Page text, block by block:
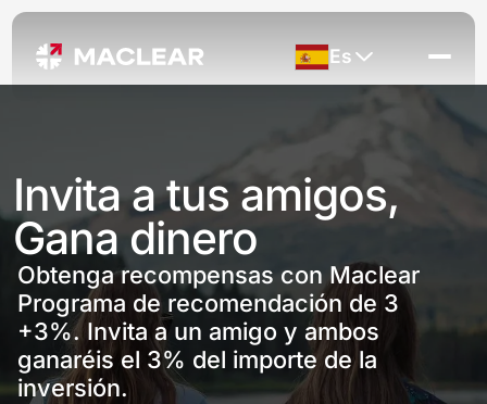
Es
Invita a tus amigos,
Gana dinero
Obtenga recompensas con Maclear
Programa de recomendación de 3
+3%. Invita a un amigo y ambos
ganaréis el 3% del importe de la
inversión.